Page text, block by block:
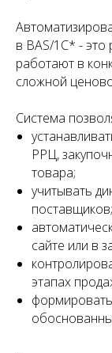
в BAS/1С* - это
работают в
сложной
Система
РРЦ,
товара;
учитывать
поставщиков;
сайте или в
этапах